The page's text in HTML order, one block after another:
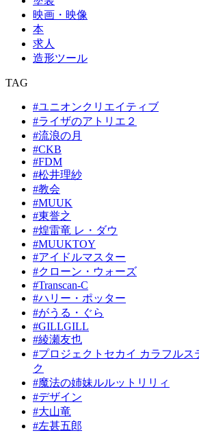
映画・映像
本
求人
造形ツール
TAG
#ユニオンクリエイティブ
#ライザのアトリエ２
#流浪の月
#CKB
#FDM
#松井理紗
#教会
#MUUK
#東誉之
#煌雷竜 レ・ダウ
#MUUKTOY
#アイドルマスター
#クローン・ウォーズ
#Transcan-C
#ハリー・ポッター
#がうる・ぐら
#GILLGILL
#綾瀬友也
#プロジェクトセカイ カラフルス
ク
#魔法の姉妹ルルットリリィ
#デザイン
#大山竜
#左甚五郎